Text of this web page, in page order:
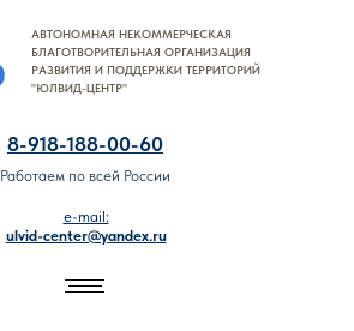
АВТОНОМНАЯ НЕКОММЕРЧЕСКАЯ
БЛАГОТВОРИТЕЛЬНАЯ ОРГАНИЗАЦИЯ
РАЗВИТИЯ И ПОДДЕРЖКИ ТЕРРИТОРИЙ
"ЮЛВИД-ЦЕНТР"
8-918-188-00-60
Работаем по всей России
e-mail:
ulvid-center@yandex.ru
8-918-188-00-60